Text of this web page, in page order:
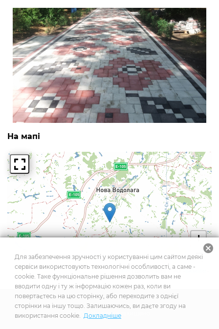
На мапі
+
−
Leaflet | Данные карт © АО «Визиком
2026 © Усі права захищено
Для забезпечення зручності у користуванні цим сайтом деякі
сервіси використовують технологічні особливості, а саме -
cookie. Таке функціональне рішення дозволить вам не
вводити одну і ту ж інформацію кожен раз, коли ви
повертаєтесь на цю сторінку, або переходите з однієї
сторінки на іншу тощо. Залишаючись, ви даєте згоду на
використання cookie. Докладніше
cancel